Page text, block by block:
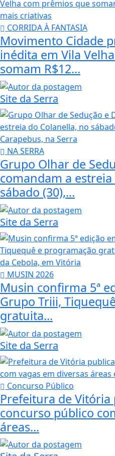
CORRIDA À FANTASIA
Movimento Cidade
inédita em Vila
somam R$12...
Site da Serra
NA SERRA
Grupo Olhar de
comandam a
sábado (30),...
Site da Serra
MUSIN 2026
Musin confirma 5ª
Grupo Triii,
gratuita...
Site da Serra
Concurso Público
Prefeitura de Vitória
concurso público
áreas...